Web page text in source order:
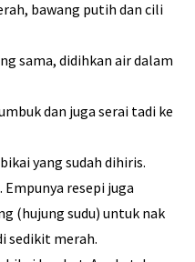
bawang putih dan cili
sama, didihkan air dalam
dan juga serai tadi ke
yang sudah dihiris.
resepi juga
(hujung sudu) untuk nak
sedikit merah.